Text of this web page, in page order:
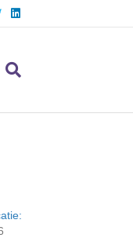
L
n
d